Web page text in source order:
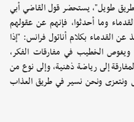
طويل"، يستحضر قول القاضي أبي
هـ): "إياكم والقدماء وما أحدثوا، فإنهم عن عقولهم
القدماء بكلام أناتول فرانس: "إذا
الخطيب في مفارقات الفكر،
إلى رياضة ذهنية، وإلى نوع من
ونتعزى ونحن نسير في طريق العذاب